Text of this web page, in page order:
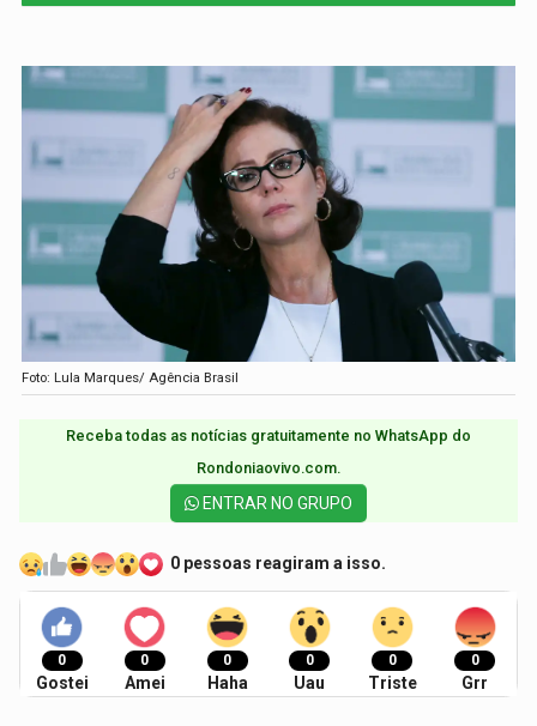
Foto: Lula Marques/ Agência Brasil
Receba todas as notícias gratuitamente no WhatsApp do
Rondoniaovivo.com.​
ENTRAR NO GRUPO
0 pessoas reagiram a isso.
0
Gostei
0
Amei
0
Haha
0
Uau
0
Triste
0
Grr